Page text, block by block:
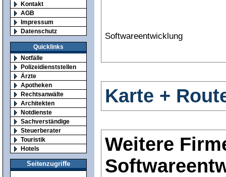
Kontakt
AGB
Impressum
Datenschutz
Quicklinks
Notfälle
Polizeidienststellen
Ärzte
Apotheken
Rechtsanwälte
Architekten
Notdienste
Sachverständige
Steuerberater
Touristik
Hotels
Seitenzugriffe
Softwareentwicklung
Karte +
Weitere